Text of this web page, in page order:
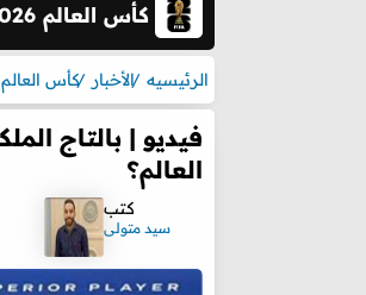
كأس العالم 2026
الرئيسيه الأخبار كأس العالم 2026
العالم؟
كتب
سيد متولى